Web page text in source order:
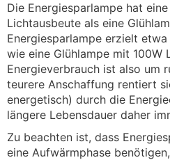
Die Energiesparlampe hat
Lichtausbeute als eine
Energiesparlampe erzielt
wie eine Glühlampe mit 100W
Energieverbrauch ist also um
teurere Anschaffung rentiert
energetisch) durch die
längere Lebensdauer daher
Zu beachten ist, dass
eine Aufwärmphase